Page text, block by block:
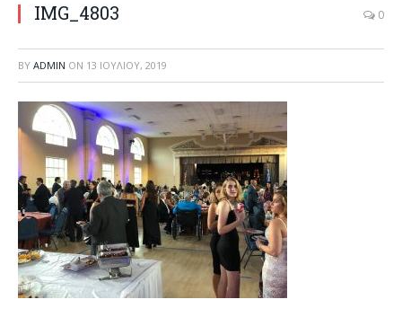
IMG_4803 0
BY ADMIN ON 13 ΙΟΥΛΊΟΥ, 2019